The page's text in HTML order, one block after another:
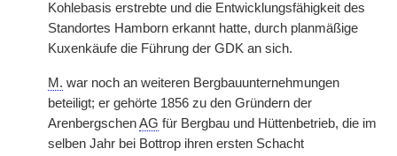
Kohlebasis erstrebte und die Entwicklungsfähigkeit des
Standortes Hamborn erkannt hatte, durch planmäßige
Kuxenkäufe die Führung der GDK an sich.
M. war noch an weiteren Bergbauunternehmungen
beteiligt; er gehörte 1856 zu den Gründern der
ArenbergschenAG für Bergbau und Hüttenbetrieb, die im
selben Jahr bei Bottrop ihren ersten Schacht